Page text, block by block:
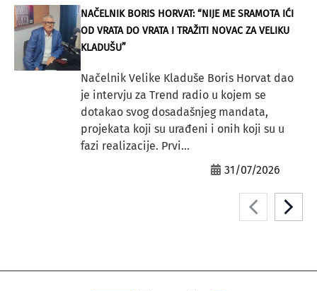
NAČELNIK BORIS HORVAT: “NIJE ME SRAMOTA IĆI
OD VRATA DO VRATA I TRAŽITI NOVAC ZA VELIKU
KLADUŠU”
Načelnik Velike Kladuše Boris Horvat dao
je intervju za Trend radio u kojem se
dotakao svog dosadašnjeg mandata,
projekata koji su urađeni i onih koji su u
fazi realizacije. Prvi...
31/07/2026